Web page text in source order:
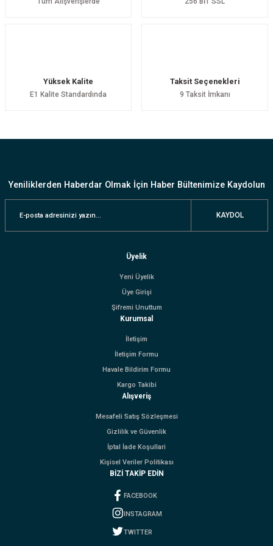
6.762,00 TL
Yüksek Kalite
E1 Kalite Standardında
Taksit Seçenekleri
9 Taksit İmkanı
Yeniliklerden Haberdar Olmak İçin Haber Bültenimize Kaydolun
KAYDOL
Üyelik
Yeni Üyelik
Üye Girişi
Şifremi Unuttum
Kurumsal
İletişim
İletişim Formu
Havale Bildirim Formu
Kargo Takibi
Alışveriş
Mesafeli Satış Sözleşmesi
Gizlilik ve Güvenlik
İptal İade Koşullari
Kişisel Veriler Politikası
BİZİ TAKİP EDİN
FACEBOOK
INSTAGRAM
TWITTER